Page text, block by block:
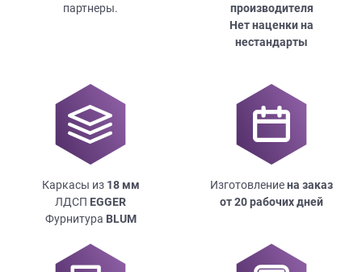
партнеры.
производителя
Нет наценки на
нестандарты
Каркасы из 18мм
ЛДСП EGGER
Фурнитура BLUM
Изготовлениена заказ
от 20 рабочих дней